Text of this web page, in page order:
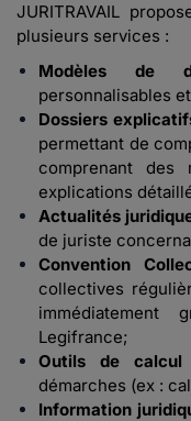
JURITRAVAIL
plusieurs services :
Modèles de
personnalisables
Dossiers
permettant de
comprenant
explications
Actualités
de juriste
Convention
collectives
Legifrance;
Outils de
démarches (ex :
Information